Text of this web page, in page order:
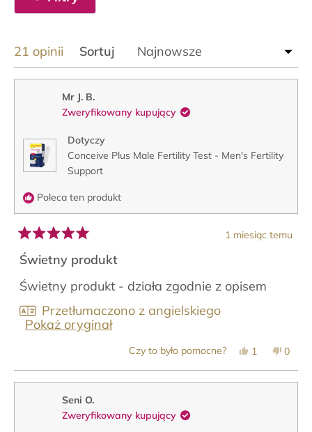
21 opinii Sortuj
Mr J. B.
Zweryfikowany kupujący
Dotyczy
Conceive Plus Male Fertility Test - Men's Fertility
Support
Poleca ten produkt
Oceniono
na
5
z
5
gwiazdek
1 miesiąc temu
Świetny produkt
Świetny produkt - działa zgodnie z opisem
Przetłumaczono z angielskiego
Pokaż oryginał
Czy to było pomocne? Tak,
opinia
od
1
zagłosowała
na
Nie,
opinia
od
0
na
Seni O.
Zweryfikowany kupujący
Wczytywanie...